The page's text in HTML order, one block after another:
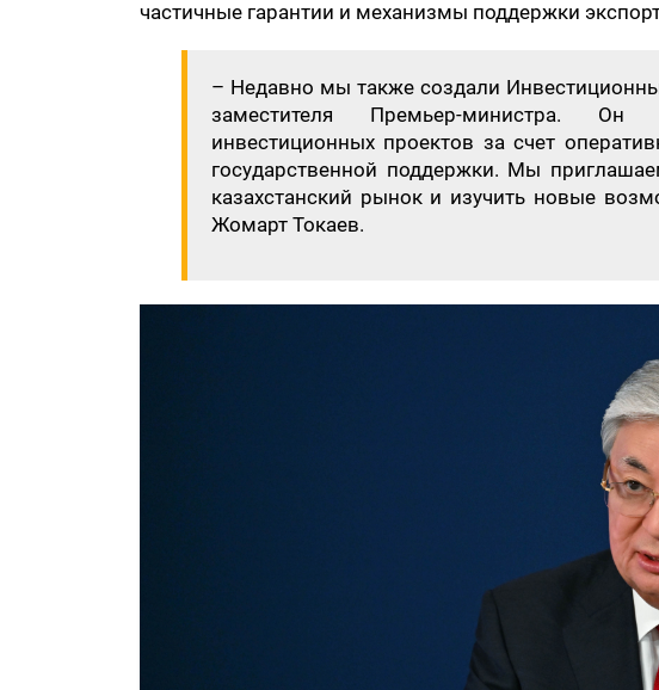
частичные гарантии и механизмы поддержки
– Недавно мы также создали
заместителя Премьер-министра. Он
инвестиционных проектов за счет
государственной поддержки. Мы
казахстанский рынок и изучить новые
Жомарт Токаев.